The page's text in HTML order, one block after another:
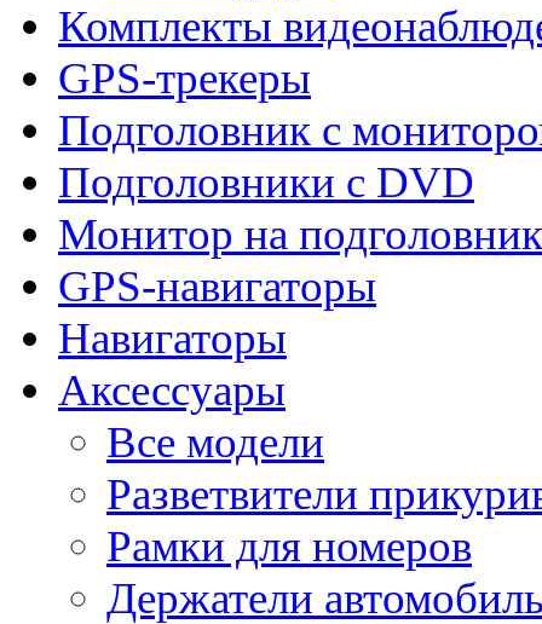
Комплекты
GPS-трекеры
Подголовник с
Подголовники с DVD
Монитор на подголовник
GPS-навигаторы
Навигаторы
Аксессуары
Все модели
Разветвители
Рамки для номеров
Держатели